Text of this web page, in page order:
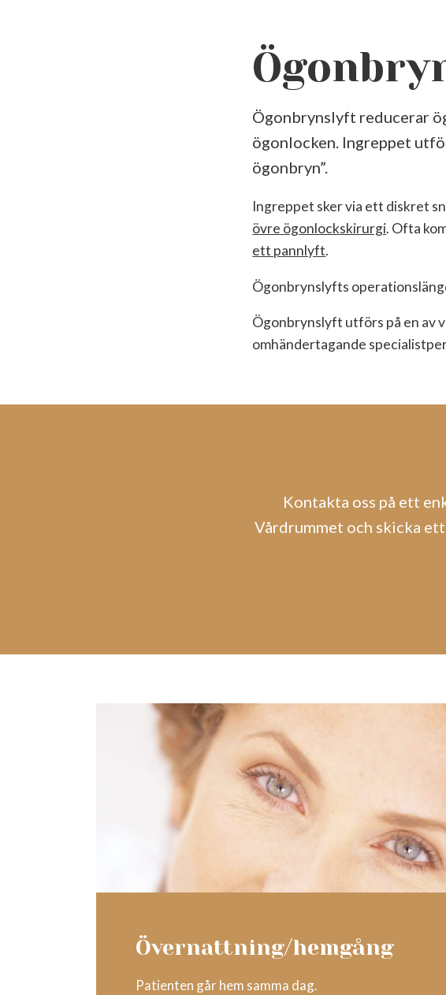
Ögonbrynslyft reducerar
ögonlocken. Ingreppet
ögonbryn”.
Ingreppet sker via ett diskret
övre ögonlockskirurgi. Ofta
ett pannlyft.
Ögonbrynslyfts
Ögonbrynslyft utförs på en av
omhändertagande
Kontakta oss på ett
Vårdrummet och skicka
Övernattning/hemgång
Patienten går hem samma dag.